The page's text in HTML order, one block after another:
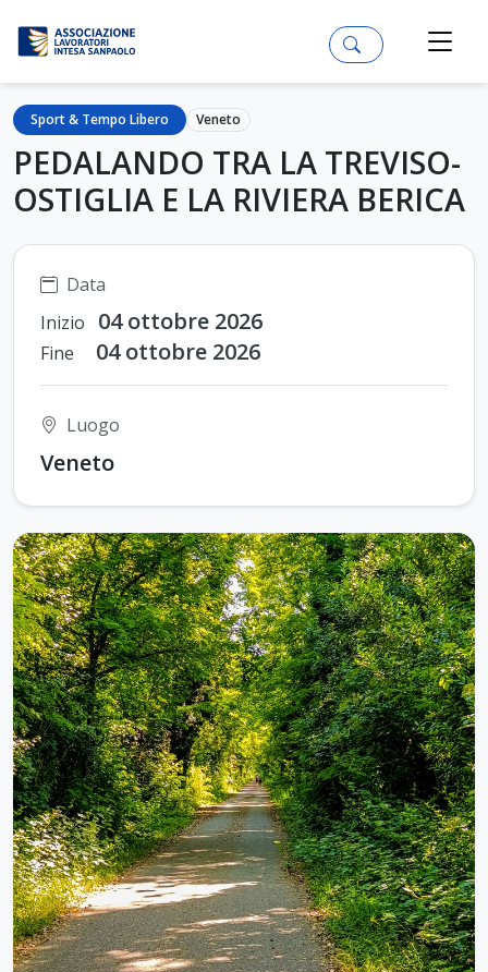
Sport & Tempo Libero Veneto
PEDALANDO TRA LA TREVISO-
OSTIGLIA E LA RIVIERA BERICA
Data
Inizio
04 ottobre 2026
Fine 04 ottobre 2026
Luogo
Veneto